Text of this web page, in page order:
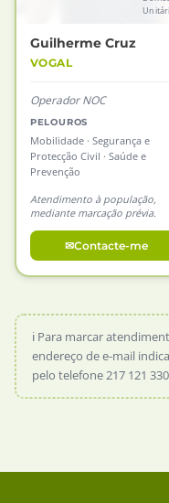
Guilherme Cruz
VOGAL
Operador NOC
PELOUROS
Mobilidade · Segurança e
Protecção Civil · Saúde e
Prevenção
Atendimento à população,
mediante marcação prévia.
Contacte-me
ℹ️ Para marcar
endereço de e-mail
pelo telefone 217 121